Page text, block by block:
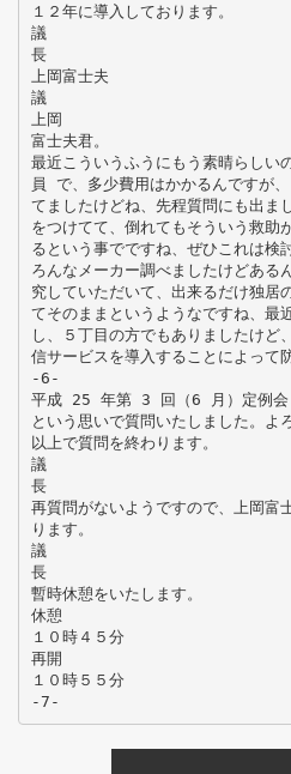
１２年に導入しております。
議
長
上岡富士夫
議
上岡
富士夫君。
最近こういうふうにもう素晴らしい
員 で、多少費用はかかるんですが
てましたけどね、先程質問にも出ま
をつけてて、倒れてもそういう救助
るという事でですね、ぜひこれは検
ろんなメーカー調べましたけどある
究していただいて、出来るだけ独居
てそのままというようなですね、最
し、５丁目の方でもありましたけど
信サービスを導入することによって
-6-
平成 25 年第 3 回（6 月）定例会
という思いで質問いたしました。よ
以上で質問を終わります。
議
長
再質問がないようですので、上岡富
ります。
議
長
暫時休憩をいたします。
休憩
１０時４５分
再開
１０時５５分